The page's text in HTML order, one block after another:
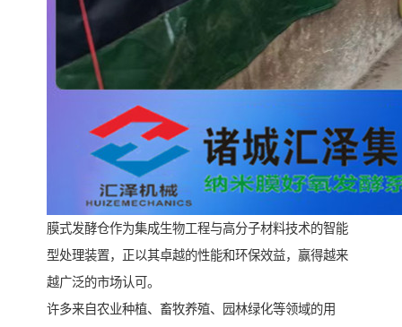
膜式发酵仓作为集成生物工程与高分子材料技术的智能
型处理装置，正以其卓越的性能和环保效益，赢得越来
越广泛的市场认可。
许多来自农业种植、畜牧养殖、园林绿化等领域的用